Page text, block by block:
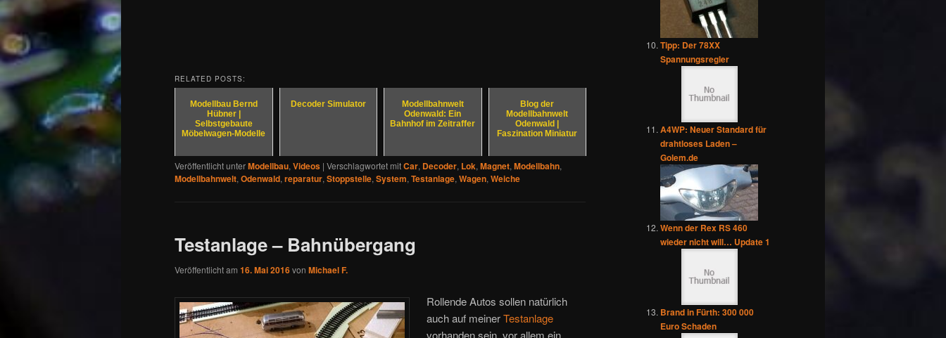
RELATED POSTS:
Modellbau Bernd
Hübner |
Selbstgebaute
Möbelwagen-Modelle
Decoder Simulator
Modellbahnwelt
Odenwald: Ein
Bahnhof im Zeitraffer
Blog der
Modellbahnwelt
Odenwald |
Faszination Miniatur
Veröffentlicht unterModellbau, Videos | Verschlagwortet mitCar, Decoder, Lok, Magnet, Modellbahn,
Modellbahnwelt, Odenwald, reparatur, Stoppstelle, System, Testanlage, Wagen, Weiche
Testanlage – Bahnübergang
Veröffentlicht am 16. Mai 2016von Michael F.
Rollende Autos sollen natürlich
auch auf meinerTestanlage
vorhanden sein, vor allem ein
Tipp: Der 78XX
Spannungsregler
A4WP: Neuer Standard für
drahtloses Laden –
Golem.de
Wenn der Rex RS 460
wieder nicht will… Update 1
Brand in Fürth: 300 000
Euro Schaden